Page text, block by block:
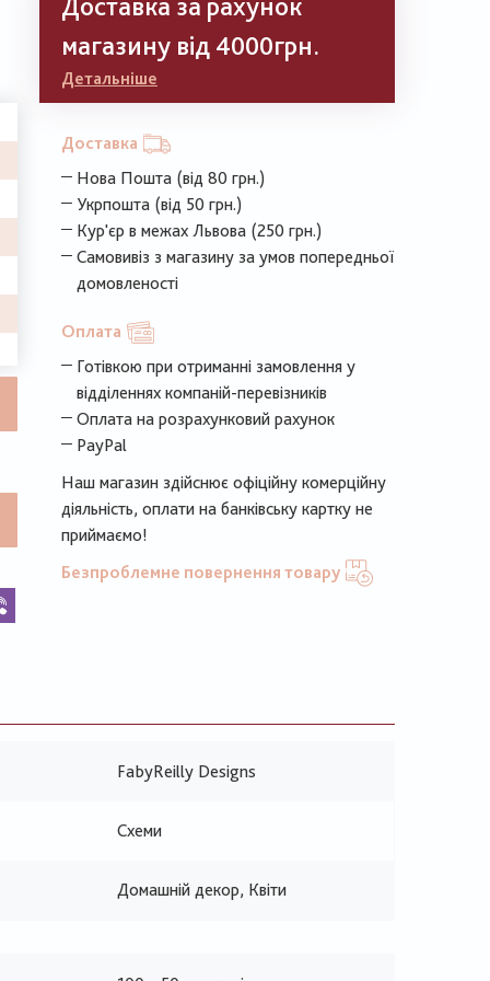
магазину від 4000грн.
Детальніше
Доставка
Нова Пошта (від 80 грн.)
Укрпошта (від 50 грн.)
Кур'єр в межах Львова (250 грн.)
Самовивіз з магазину за умов попередньої
домовленості
Оплата
Готівкою при отриманні замовлення у
відділеннях компаній-перевізників
Оплата на розрахунковий рахунок
PayPal
Наш магазин здійснює офіційну комерційну
діяльність, оплати на банківську картку не
приймаємо!
Безпроблемне повернення товару
FabyReilly Designs
Схеми
Домашній декор, Квіти